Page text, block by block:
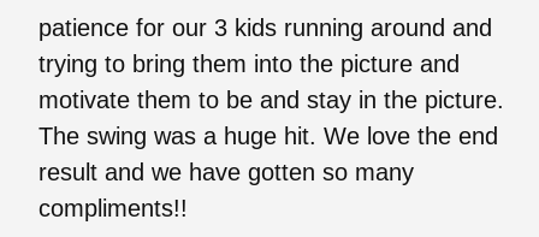
patience for our 3 kids running around and
trying to bring them into the picture and
motivate them to be and stay in the picture.
The swing was a huge hit. We love the end
result and we have gotten so many
compliments!!